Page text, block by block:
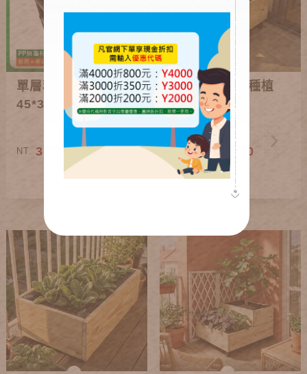
單層種植箱架高款
45*30cm
NT. 310~410
正單層南方松種植
箱(各款)
NT. 780~2,360